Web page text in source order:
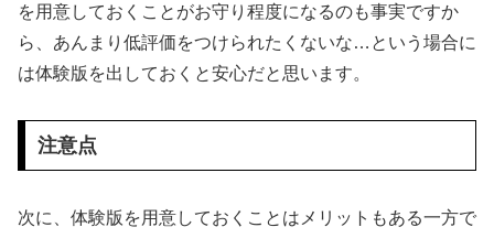
を用意しておくことがお守り程度になるのも事実ですか
ら、あんまり低評価をつけられたくないな…という場合に
は体験版を出しておくと安心だと思います。
注意点
次に、体験版を用意しておくことはメリットもある一方で